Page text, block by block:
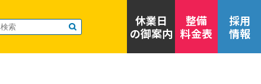
休業日
の御案内
整備
料金表
採用
情報